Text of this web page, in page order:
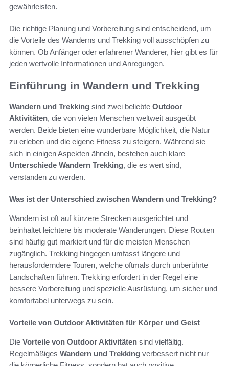
gewährleisten.
Die richtige Planung und Vorbereitung sind entscheidend, um
die Vorteile des Wanderns und Trekking voll ausschöpfen zu
können. Ob Anfänger oder erfahrener Wanderer, hier gibt es für
jeden wertvolle Informationen und Anregungen.
Einführung in Wandern und Trekking
Wandern und Trekking sind zwei beliebte Outdoor
Aktivitäten, die von vielen Menschen weltweit ausgeübt
werden. Beide bieten eine wunderbare Möglichkeit, die Natur
zu erleben und die eigene Fitness zu steigern. Während sie
sich in einigen Aspekten ähneln, bestehen auch klare
Unterschiede Wandern Trekking, die es wert sind,
verstanden zu werden.
Was ist der Unterschied zwischen Wandern und Trekking?
Wandern ist oft auf kürzere Strecken ausgerichtet und
beinhaltet leichtere bis moderate Wanderungen. Diese Routen
sind häufig gut markiert und für die meisten Menschen
zugänglich. Trekking hingegen umfasst längere und
herausforderndere Touren, welche oftmals durch unberührte
Landschaften führen. Trekking erfordert in der Regel eine
bessere Vorbereitung und spezielle Ausrüstung, um sicher und
komfortabel unterwegs zu sein.
Vorteile von Outdoor Aktivitäten für Körper und Geist
Die Vorteile von Outdoor Aktivitäten sind vielfältig.
Regelmäßiges Wandern und Trekking verbessert nicht nur